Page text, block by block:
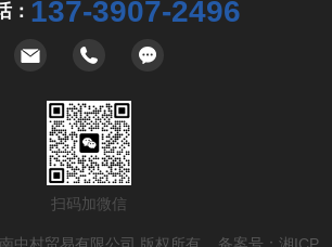
： 137-3907-2496
扫码加微信